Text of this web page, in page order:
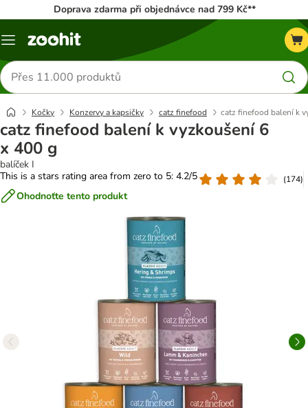
Doprava zdarma při objednávce nad 799 Kč**
Menu
Hledat
produkty
Kočky Konzervy a kapsičky catz finefood catz finefood balení k
catz finefood balení k vyzkoušení 6
x 400 g
balíček I
This is a stars rating area from zero to 5: 4.2/5
(174)
Ohodnoťte tento produkt